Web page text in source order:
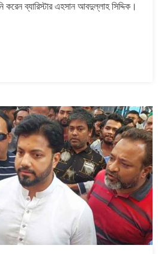
আপিলের
করেন ব্যারিস্টার এহসান আবদুল্লাহ সিদ্দিক।